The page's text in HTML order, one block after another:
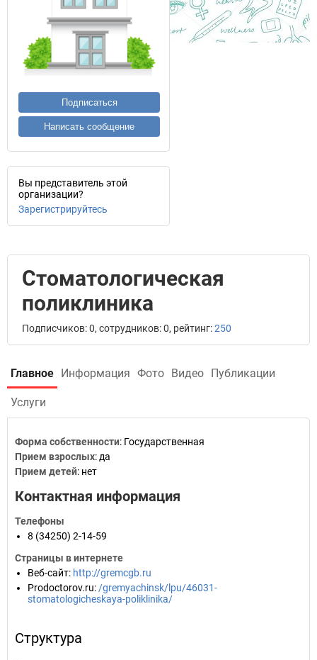
Подписаться
Написать сообщение
Вы представитель этой
организации?
Зарегистрируйтесь
Стоматологическая
поликлиника
Подписчиков: 0, сотрудников: 0, рейтинг:250
Главное Информация Фото Видео Публикации
Услуги
Форма собственности: Государственная
Прием взрослых: да
Прием детей: нет
Контактная информация
Телефоны
8 (34250) 2-14-59
Страницы в интернете
Веб-сайт: http://gremcgb.ru
Prodoctorov.ru: /gremyachinsk/lpu/46031-
stomatologicheskaya-poliklinika/
Структура